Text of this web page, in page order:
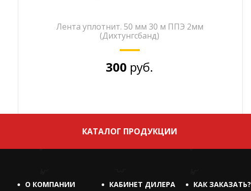
Лента уплотнит. 50 мм 30 м ППЭ 2мм
(Дихтунгсбанд)
300 руб.
КАТАЛОГ ПРОДУКЦИИ
О КОМПАНИИ КАБИНЕТ ДИЛЕРА КАК ЗАКАЗАТЬ?